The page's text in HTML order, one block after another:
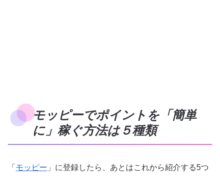
モッピーでポイントを「簡単
に」稼ぐ方法は５種類
「 モッピー 」に登録したら、あとはこれから紹介する5つ